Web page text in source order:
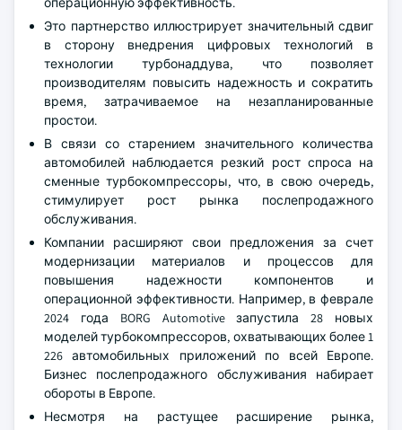
Это партнерство иллюстрирует значительный сдвиг
в сторону внедрения цифровых технологий в
технологии турбонаддува, что позволяет
производителям повысить надежность и сократить
время, затрачиваемое на незапланированные
простои.
В связи со старением значительного количества
автомобилей наблюдается резкий рост спроса на
сменные турбокомпрессоры, что, в свою очередь,
стимулирует рост рынка послепродажного
обслуживания.
Компании расширяют свои предложения за счет
модернизации материалов и процессов для
повышения надежности компонентов и
операционной эффективности. Например, в феврале
2024 года BORG Automotive запустила 28 новых
моделей турбокомпрессоров, охватывающих более 1
226 автомобильных приложений по всей Европе.
Бизнес послепродажного обслуживания набирает
обороты в Европе.
Несмотря на растущее расширение рынка,